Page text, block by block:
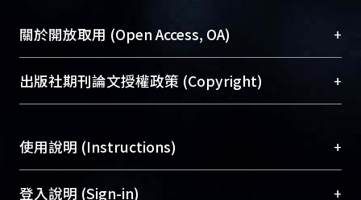
成果。
To permanently archive and promote researcher
profiles and scholarly works, Library integrates the
services of “NTU Repository” with “Academic
Sciences Library)
關於開放取用 (Open Access, OA) +
開放取用是從使用者角度提升資訊取用性的社會運
動，應用在學術研究上是透過將研究著作公開供使
用逐年攀升。同時可加速研究發展、提升研究影響
Archive）平台。 （點選深入了解OA）
出版社期刊論文授權政策 (Copyright) +
含部分內容的版權非匯入者所有，或由第三方贊
助與合作完成，請確認該版權所有者及第三方同
意提供此授權。
使用說明 (Instructions) +
網站簡介(Quickstart Guide)
登入說明 (Sign-in) +